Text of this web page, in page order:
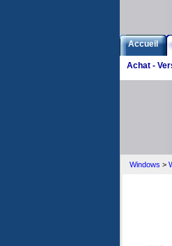
Accueil
Achat -
Windows >